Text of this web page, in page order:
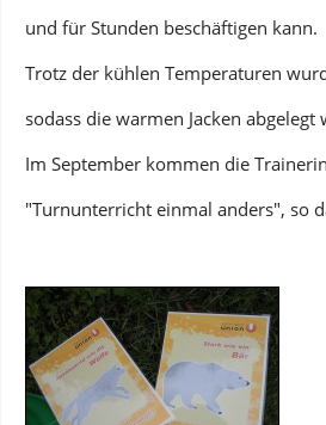
und für Stunden beschäftigen kann.
Trotz der kühlen Temperaturen
sodass die warmen Jacken abgelegt
Im September kommen die
"Turnunterricht einmal anders", so